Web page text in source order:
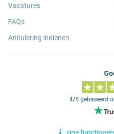
Vacatures
FAQs
Annulering indienen
4/5 gebaseerd
Hoe